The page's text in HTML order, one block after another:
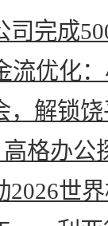
司完成
流优化
，解锁
格办
2026世